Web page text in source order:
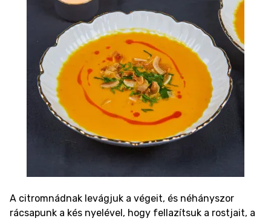
A citromnádnak levágjuk a végeit, és néhányszor
rácsapunk a kés nyelével, hogy fellazítsuk a rostjait, a